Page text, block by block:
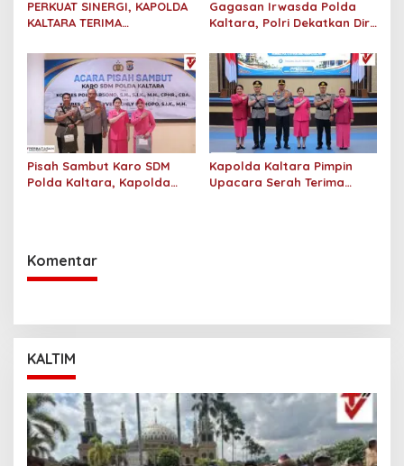
PERKUAT SINERGI, KAPOLDA
KALTARA TERIMA
ATR/BPN PROVINSI
KALIMANTAN UTARA
Gagasan Irwasda Polda
Kaltara, Polri Dekatkan Diri
Sosialisasi dan Workshop
Digital Marketing
Pisah Sambut Karo SDM
Polda Kaltara, Kapolda
Kapolda Kaltara Pimpin
Upacara Serah Terima
Komentar
KALTIM